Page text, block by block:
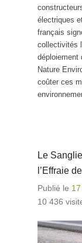
électriques
français
collectivités
déploiement
Nature
coûter ces
Le
l’Effraie
Publié le
10 436